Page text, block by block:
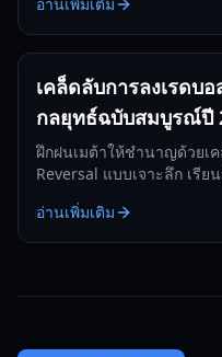
เคล็ดลับการลงเรดบ
กลยุทธ์ฉบับสมบูรณ์ปี
ฝึกฝนเมต้าให้ชำนาญด้วยเ
Reversal แบบเจาะลึก เรีย
อ่านเพิ่มเติม